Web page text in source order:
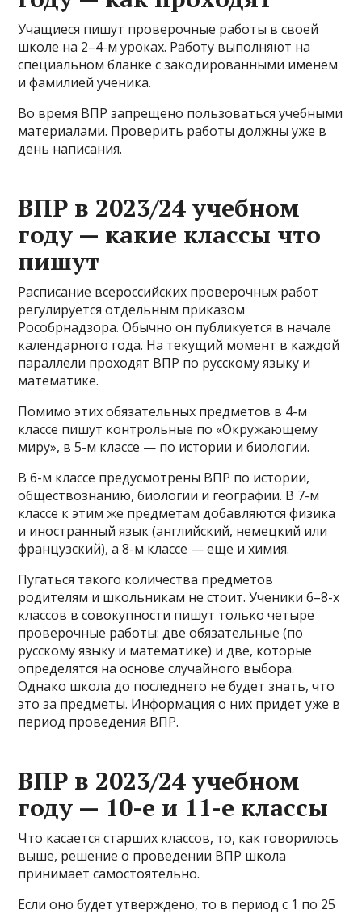
Учащиеся пишут проверочные работы в своей
школе на 2–4-м уроках. Работу выполняют на
специальном бланке с закодированными именем
и фамилией ученика.
Во время ВПР запрещено пользоваться учебными
материалами. Проверить работы должны уже в
день написания.
ВПР в 2023/24 учебном
году — какие классы что
пишут
Расписание всероссийских проверочных работ
регулируется отдельным приказом
Рособрнадзора. Обычно он публикуется в начале
календарного года. На текущий момент в каждой
параллели проходят ВПР по русскому языку и
математике.
Помимо этих обязательных предметов в 4-м
классе пишут контрольные по «Окружающему
миру», в 5-м классе — по истории и биологии.
В 6-м классе предусмотрены ВПР по истории,
обществознанию, биологии и географии. В 7-м
классе к этим же предметам добавляются физика
и иностранный язык (английский, немецкий или
французский), а 8-м классе — еще и химия.
Пугаться такого количества предметов
родителям и школьникам не стоит. Ученики 6–8-х
классов в совокупности пишут только четыре
проверочные работы: две обязательные (по
русскому языку и математике) и две, которые
определятся на основе случайного выбора.
Однако школа до последнего не будет знать, что
это за предметы. Информация о них придет уже в
период проведения ВПР.
ВПР в 2023/24 учебном
году — 10-е и 11-е классы
Что касается старших классов, то, как говорилось
выше, решение о проведении ВПР школа
принимает самостоятельно.
Если оно будет утверждено, то в период с 1 по 25